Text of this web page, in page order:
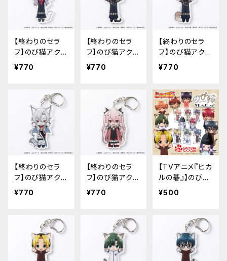
【終わりのセラ
フ】のび猫アクリ
ルキーホルダー
¥770
【終わりのセラ
フ】のび猫アクリ
ルキーホルダー
¥770
【終わりのセラ
フ】のび猫アクリ
ルキーホルダー
¥770
【終わりのセラ
フ】のび猫アクリ
ルキーホルダー
¥770
【終わりのセラ
フ】のび猫アクリ
ルキーホルダー
¥770
【TVアニメ『ヒカ
ルの碁』】のび猫
すたんだっぷ
¥500